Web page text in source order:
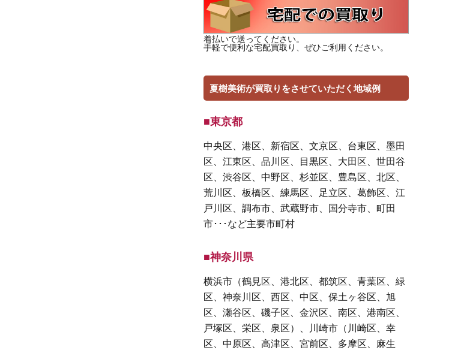
着払いで送ってください。
手軽で便利な宅配買取り、ぜひご利用ください。
夏樹美術が買取りをさせていただく地域例
■東京都
中央区、港区、新宿区、文京区、台東区、墨田
区、江東区、品川区、目黒区、大田区、世田谷
区、渋谷区、中野区、杉並区、豊島区、北区、
荒川区、板橋区、練馬区、足立区、葛飾区、江
戸川区、調布市、武蔵野市、国分寺市、町田
市･･･など主要市町村
■神奈川県
横浜市（鶴見区、港北区、都筑区、青葉区、緑
区、神奈川区、西区、中区、保土ヶ谷区、旭
区、瀬谷区、磯子区、金沢区、南区、港南区、
戸塚区、栄区、泉区）、川崎市（川崎区、幸
区、中原区、高津区、宮前区、多摩区、麻生